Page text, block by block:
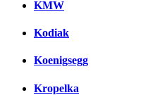
KMW
Kodiak
Koenigsegg
Kropelka